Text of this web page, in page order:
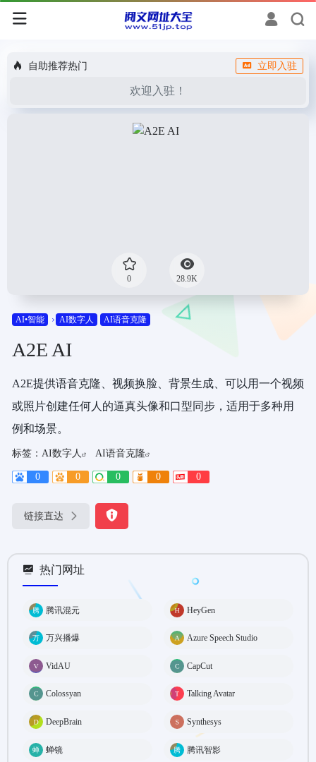
自助推荐热门 立即入驻
欢迎入驻！
0 28.9K
AI•智能 AI数字人 AI语音克隆
A2E AI
A2E提供语音克隆、视频换脸、背景生成、可以用一个视频
或照片创建任何人的逼真头像和口型同步，适用于多种用
例和场景。
标签： AI数字人 AI语音克隆
0 0 0 0 0
链接直达
热门网址
腾讯混元 HeyGen
万兴播爆 Azure Speech Studio
VidAU CapCut
Colossyan Talking Avatar
DeepBrain Synthesys
蝉镜 腾讯智影